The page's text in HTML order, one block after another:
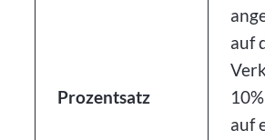
Prozentsatz
auf
auf